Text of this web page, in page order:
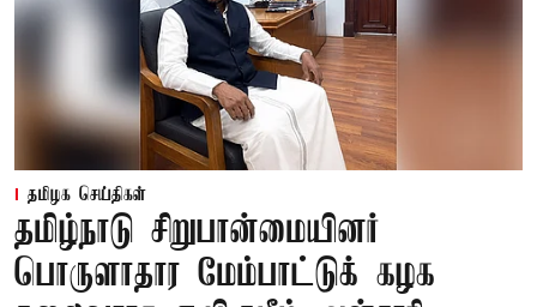
தமிழக செய்திகள்
தமிழ்நாடு சிறுபான்மையினர்
பொருளாதார மேம்பாட்டுக் கழக